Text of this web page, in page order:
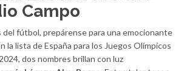
Campo
del fútbol, prepárense para una emocionante
la lista de España para los Juegos Olímpicos
dos nombres brillan con luz